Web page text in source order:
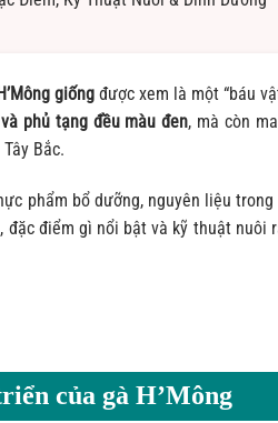
giốngđược xem là một “báu
phủ tạng đều màu đen, mà còn
Bắc.
phẩm bổ dưỡng, nguyên liệu
đặc điểm gì nổi bật và kỹ thuật nuôi
của gà H’Mông